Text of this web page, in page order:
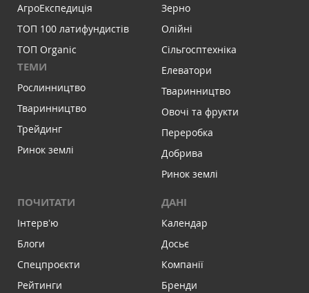
АгроЕкспедиція
ТОП 100 латифундистів
ТОП Organic
ТЕМИ
Рослинництво
Тваринництво
Трейдинг
Ринок землі
Зерно
Олійні
Сільгосптехніка
Елеватори
Тваринництво
Овочі та фрукти
Переробка
Добрива
Ринок землі
ПОЧИТАТИ
Інтервʼю
Блоги
Спецпроєкти
Рейтинги
ДАНІ
Календар
Досьє
Компанії
Бренди